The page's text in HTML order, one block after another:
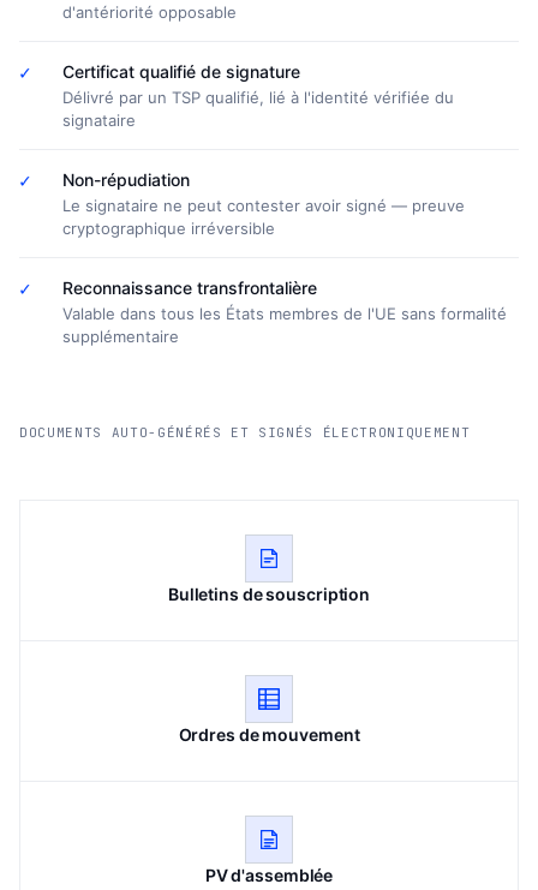
d'antériorité opposable
✓ Certificat qualifié de signature
Délivré par un TSP qualifié, lié à l'identité vérifiée du
signataire
✓ Non-répudiation
Le signataire ne peut contester avoir signé — preuve
cryptographique irréversible
✓ Reconnaissance transfrontalière
Valable dans tous les États membres de l'UE sans formalité
supplémentaire
DOCUMENTS AUTO-GÉNÉRÉS ET SIGNÉS ÉLECTRONIQUEMENT
Bulletins de souscription
Ordres de mouvement
PV d'assemblée